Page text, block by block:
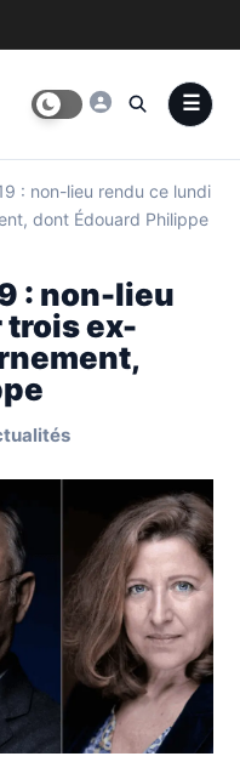
: non-lieu rendu ce lundi
dont Édouard Philippe
: non-lieu
trois ex-